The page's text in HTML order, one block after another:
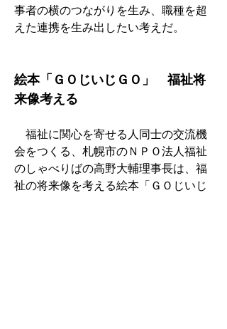
事者の横のつながりを生み、職種を超
えた連携を生み出したい考えだ。
絵本「ＧＯじいじＧＯ」　福祉将
来像考える
福祉に関心を寄せる人同士の交流機
会をつくる、札幌市のＮＰＯ法人福祉
のしゃべりばの高野大輔理事長は、福
祉の将来像を考える絵本「ＧＯじいじ